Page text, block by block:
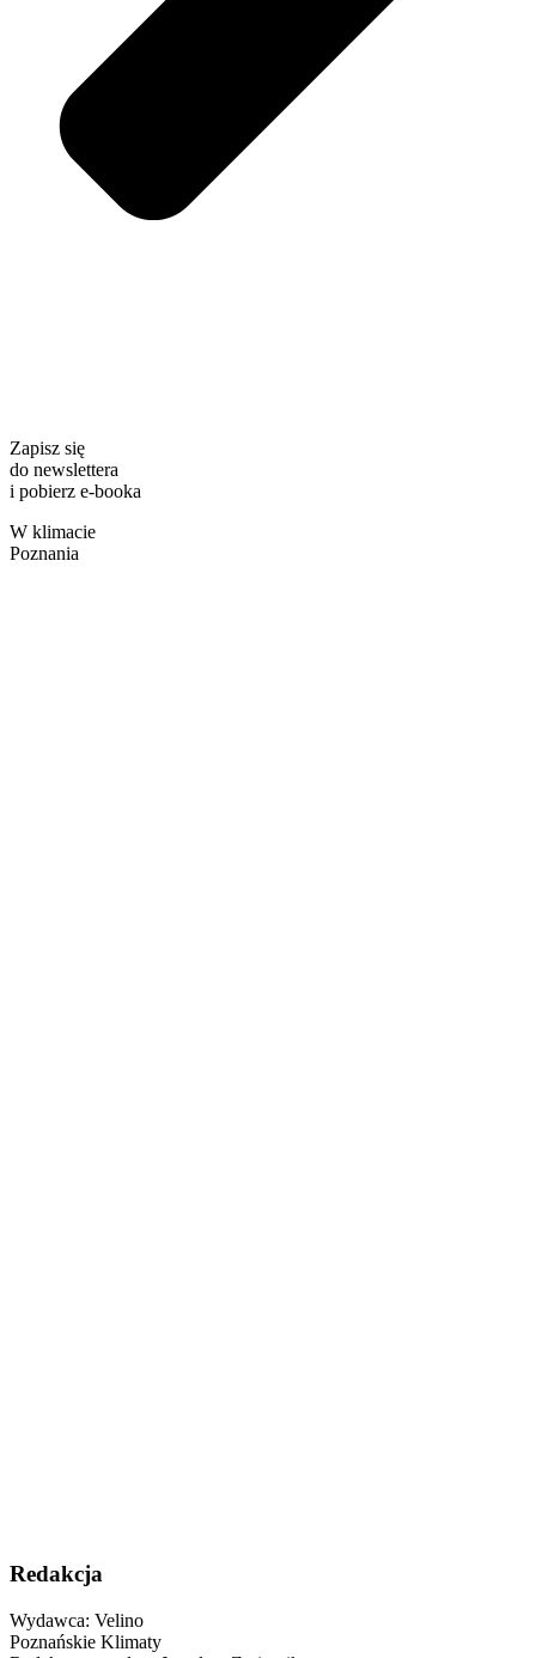
Zapisz się
do newslettera
i pobierz e-booka
W klimacie
Poznania
Redakcja
Wydawca: Velino
Poznańskie Klimaty